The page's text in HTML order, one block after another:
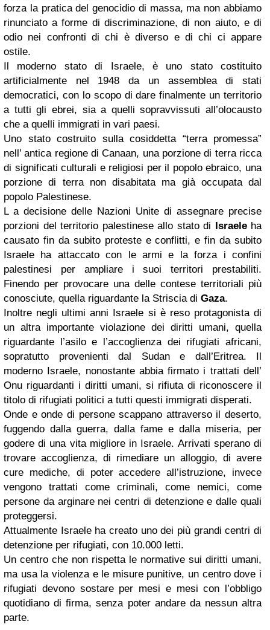
forza la pratica del genocidio di massa, ma non abbiamo
rinunciato a forme di discriminazione, di non aiuto, e di
odio nei confronti di chi è diverso e di chi ci appare
ostile.
Il moderno stato di Israele, è uno stato costituito
artificialmente nel 1948 da un assemblea di stati
democratici, con lo scopo di dare finalmente un territorio
a tutti gli ebrei, sia a quelli sopravvissuti all’olocausto
che a quelli immigrati in vari paesi.
Uno stato costruito sulla cosiddetta “terra promessa”
nell’ antica regione di Canaan, una porzione di terra ricca
di significati culturali e religiosi per il popolo ebraico, una
porzione di terra non disabitata ma già occupata dal
popolo Palestinese.
L a decisione delle Nazioni Unite di assegnare precise
porzioni del territorio palestinese allo stato di Israeleha
causato fin da subito proteste e conflitti, e fin da subito
Israele ha attaccato con le armi e la forza i confini
palestinesi per ampliare i suoi territori prestabiliti.
Finendo per provocare una delle contese territoriali più
conosciute, quella riguardante la Striscia di Gaza.
Inoltre negli ultimi anni Israele si è reso protagonista di
un altra importante violazione dei diritti umani, quella
riguardante l’asilo e l’accoglienza dei rifugiati africani,
sopratutto provenienti dal Sudan e dall’Eritrea. Il
moderno Israele, nonostante abbia firmato i trattati dell’
Onu riguardanti i diritti umani, si rifiuta di riconoscere il
titolo di rifugiati politici a tutti questi immigrati disperati.
Onde e onde di persone scappano attraverso il deserto,
fuggendo dalla guerra, dalla fame e dalla miseria, per
godere di una vita migliore in Israele. Arrivati sperano di
trovare accoglienza, di rimediare un alloggio, di avere
cure mediche, di poter accedere all’istruzione, invece
vengono trattati come criminali, come nemici, come
persone da arginare nei centri di detenzione e dalle quali
proteggersi.
Attualmente Israele ha creato uno dei più grandi centri di
detenzione per rifugiati, con 10.000 letti.
Un centro che non rispetta le normative sui diritti umani,
ma usa la violenza e le misure punitive, un centro dove i
rifugiati devono sostare per mesi e mesi con l’obbligo
quotidiano di firma, senza poter andare da nessun altra
parte.